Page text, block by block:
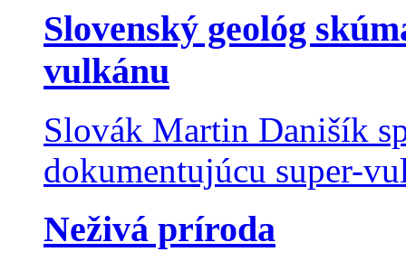
Slovenský geológ
vulkánu
Slovák Martin Danišík
dokumentujúcu super-
Neživá príroda